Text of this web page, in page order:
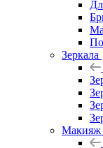
Зеркала
Макияж